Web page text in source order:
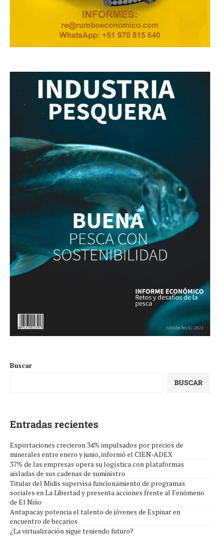
Buscar
BUSCAR
Entradas recientes
Exportaciones crecieron 34% impulsados por precios de
minerales entre enero y junio, informó el CIEN-ADEX
37% de las empresas opera su logística con plataformas
aisladas de sus cadenas de suministro
Titular del Midis supervisa funcionamiento de programas
sociales en La Libertad y presenta acciones frente al Fenómeno
de El Niño
Antapacay potencia el talento de jóvenes de Espinar en
encuentro de becarios
¿La virtualización sigue teniendo futuro?